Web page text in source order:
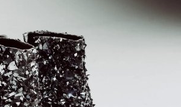
现客视点
每日栏目
时 尚